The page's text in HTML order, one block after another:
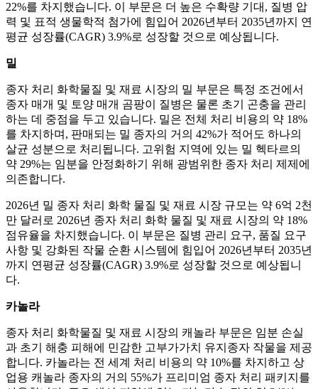
22%를 차지했습니다. 이 부문은 더 높은 수확량 기대, 질병 압
력 및 표적 생물학적 첨가에 힘입어 2026년부터 2035년까지 연
평균 성장률(CAGR) 3.9%로 성장할 것으로 예상됩니다.
밀
종자 처리 화학물질 및 재료 시장의 밀 부문은 특정 조건에서
종자 매개 및 토양 매개 곰팡이 질병은 물론 초기 곤충을 관리
하는 데 중점을 두고 있습니다. 밀은 전체 처리 비용의 약 18%
를 차지하며, 판매되는 밀 종자의 거의 42%가 적어도 하나의
살균 성분으로 처리됩니다. 고위험 지역에 있는 밀 헥타르의
약 29%는 임분을 안정화하기 위해 광범위한 종자 처리 제제에
의존합니다.
2026년 밀 종자 처리 화학 물질 및 재료 시장 규모는 약 6억 2천
만 달러로 2026년 종자 처리 화학 물질 및 재료 시장의 약 18%
점유율을 차지했습니다. 이 부문은 질병 관리 요구, 품질 요구
사항 및 강화된 작물 순환 시스템에 힘입어 2026년부터 2035년
까지 연평균 성장률(CAGR) 3.9%로 성장할 것으로 예상됩니
다.
카놀라
종자 처리 화학물질 및 재료 시장의 캐놀라 부문은 임분 손실
과 초기 해충 피해에 민감한 고부가가치 유지종자 작물을 제공
합니다. 카놀라는 전 세계 처리 비용의 약 10%를 차지하고 상
업용 캐놀라 종자의 거의 55%가 프리미엄 종자 처리 패키지를